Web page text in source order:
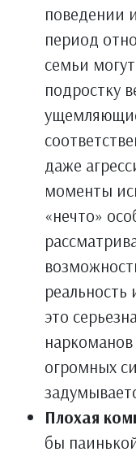
поведении
период
семьи
подростку
даже
моменты
«нечто»
это
огромных
Плохая
бы